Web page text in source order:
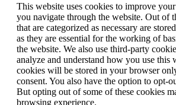
This website uses cookies to improve
you navigate through the website. Out of
that are categorized as necessary are
as they are essential for the working of
the website. We also use third-party
analyze and understand how you use this
cookies will be stored in your browser
consent. You also have the option to opt-
But opting out of some of these cookies
browsing experience.